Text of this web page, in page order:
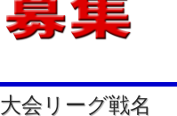
大会リーグ戦名